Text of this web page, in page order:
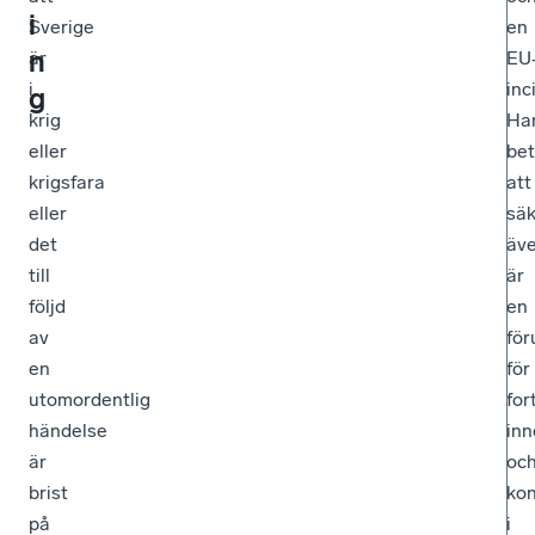
Sverige
är
i
krig
eller
krigsfara
eller
det
till
följd
av
en
utomordentlig
händelse
är
brist
på
i
n
g
en
att
är
en
för
i